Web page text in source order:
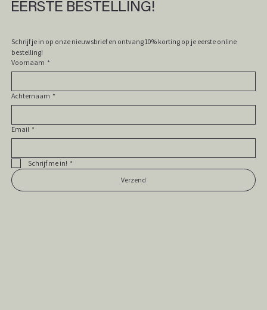
EERSTE BESTELLING!
Schrijf je in op onze nieuwsbrief en ontvang 10% korting op je eerste online
Voornaam *
Achternaam *
Email *
Schrijf me in! *
Verzend